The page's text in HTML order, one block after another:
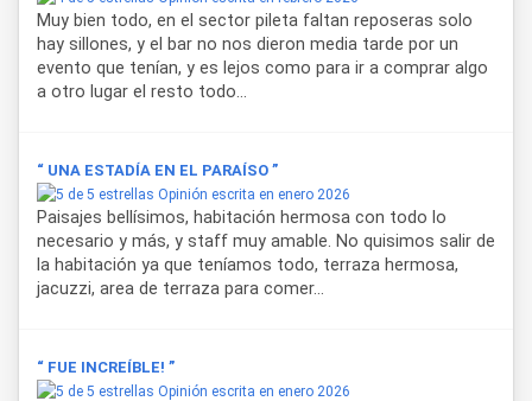
Muy bien todo, en el sector pileta faltan reposeras solo
hay sillones, y el bar no nos dieron media tarde por un
evento que tenían, y es lejos como para ir a comprar algo
a otro lugar el resto todo...
“ UNA ESTADÍA EN EL PARAÍSO ”
Opinión escrita en enero 2026
Paisajes bellísimos, habitación hermosa con todo lo
necesario y más, y staff muy amable. No quisimos salir de
la habitación ya que teníamos todo, terraza hermosa,
jacuzzi, area de terraza para comer...
“ FUE INCREÍBLE! ”
Opinión escrita en enero 2026